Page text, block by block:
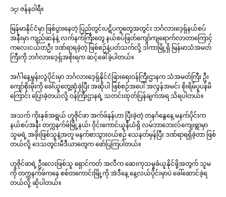
၁၄၊ ဇန်နဝါရီ။
မြန်မာနိုင်ငံမှာ ဖြစ်ပွားနေတဲ့ ပြည်တွင်းပဋိပက္ခတွေအတွင်း ဘင်္ဂလားဒေ့ရှ်နယ်စပ်
အနီးမှာ ကျည်ဆန်နဲ့ လက်နက်ကြီးတွေ နယ်စပ်ဖြတ်ကျော်ကျရောက်လာတာကြောင့်
ကလေးငယ်တဦး ဒဏ်ရာရခဲ့တဲ့ ဖြစ်စဉ်နဲ့ပတ်သက်လို့ ဒါကာမြို့ရှိ မြန်မာသံအမတ်
ကြီးကို ဘင်္ဂလားဒေ့ရှ်အစိုးရက ဆင့်ခေါ်ခဲ့ပါတယ်။
အင်္ဂါနေ့မွန်းလွဲပိုင်းမှာ ဘင်္ဂလားဒေ့ရှ်နိုင်ငံခြားရေးဝန်ကြီးဌာနက သံအမတ်ကြီး ဦး
ကျော်စိုးမိုးကို ခေါ်ယူတွေ့ဆုံခဲ့ပြီး အဆိုပါ ဖြစ်စဉ်အပေါ် အလွန်အမင်း စိုးရိမ်ပူပန်မိ
ကြောင်း ပြောခဲ့တယ်လို့ ဝန်ကြီးဌာနရဲ့ သတင်းထုတ်ပြန်ချက်အရ သိရပါတယ်။
အသက် ကိုးနှစ်အရွယ် ဟူဇိုင်ဖာ အက်ဖ်နန်ဟာ ပြီးခဲ့တဲ့ တနင်္ဂနွေနေ့ မနက်ပိုင်းက
နယ်စပ်အနီး တက္ကနက်ဖ်မြို့နယ်၊ ဝိုင်းကောင်ယူနီယံရှိ လမ်ဘာဘေးလ်ကျေးရွာမှာ
သူမရဲ့ အဖိုးဖြစ်သူနဲ့အတူ မနက်စာသွားဝယ်စဉ် သေနတ်မှန်ပြီး ဒဏ်ရာရရှိခဲ့တာ ဖြစ်
တယ်လို့ ဒေသတွင်းမီဒီယာတွေက ဖော်ပြကြပါတယ်။
ဟူဇိုင်ဖာရဲ့ ဦးလေးဖြစ်သူ ရှောင်ကတ် အလီက ဆေးကုသမှုခံယူနိုင်ဖို့အတွက် သူမ
ကို တက္ကနက်ဖ်ကနေ စစ်တကောင်းမြို့ကို အဲဒီနေ့ နေ့လယ်ပိုင်းမှာပဲ ခေါ်ဆောင်ခဲ့ရ
တယ်လို့ ဆိုပါတယ်။